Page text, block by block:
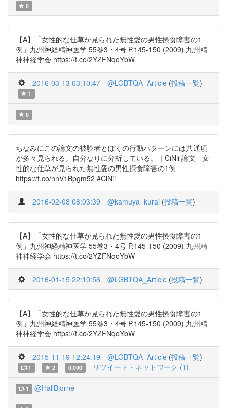
0
【A】「女性的な仕草が見られた無性愛の男性摂食障害の1
例」九州神経精神医学 55巻3・4号 P.145-150 (2009) 九州精
神神経学会 https://t.co/2YZFNqoYbW
2016-03-13 03:10:47 @LGBTQA_Article (投稿一覧)
1
0
ちなみにこの論文の被験者とぼくの行動パターンには共通項
が多々見られる。自分なりに分析している。｜CiNii 論文 - 女
性的な仕草が見られた無性愛の男性摂食障害の1例
https://t.co/nnV1Bpgm52 #CiNii
2016-02-08 08:03:39 @kamuya_kurai (投稿一覧)
【A】「女性的な仕草が見られた無性愛の男性摂食障害の1
例」九州神経精神医学 55巻3・4号 P.145-150 (2009) 九州精
神神経学会 https://t.co/2YZFNqoYbW
2016-01-15 22:10:56 @LGBTQA_Article (投稿一覧)
【A】「女性的な仕草が見られた無性愛の男性摂食障害の1
例」九州神経精神医学 55巻3・4号 P.145-150 (2009) 九州精
神神経学会 https://t.co/2YZFNqoYbW
2015-11-19 12:24:19 @LGBTQA_Article (投稿一覧)
1 2 0.000 リツイート・ネットワーク (1)
1 @HallBjorne